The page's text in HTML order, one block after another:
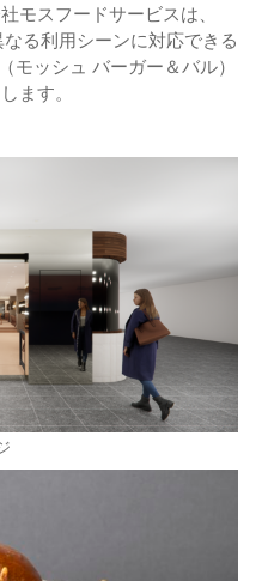
モスフードサービスは、
る利用シーンに対応できる
モッシュ バーガー＆バル）
ます。